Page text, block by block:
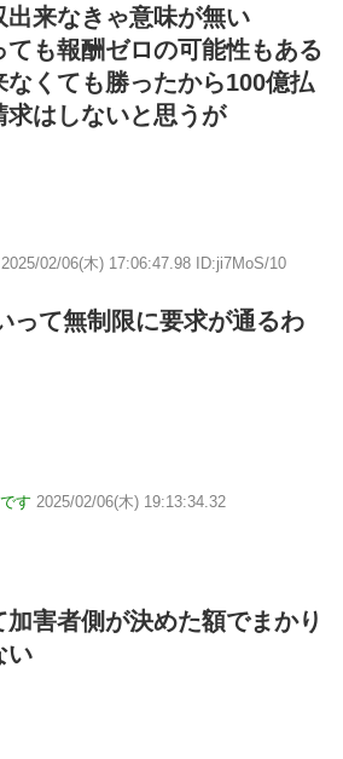
出来なきゃ意味が無い
ても報酬ゼロの可能性もある
なくても勝ったから100億払
求はしないと思うが
2025/02/06(木) 17:06:47.98 ID:ji7MoS/10
って無制限に要求が通るわ
す 2025/02/06(木) 19:13:34.32
害者側が決めた額でまかり
い